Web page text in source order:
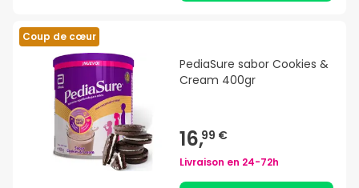
Coup de cœur
PediaSure sabor Cookies &
Cream 400gr
16,99 €
Livraison en 24-72h